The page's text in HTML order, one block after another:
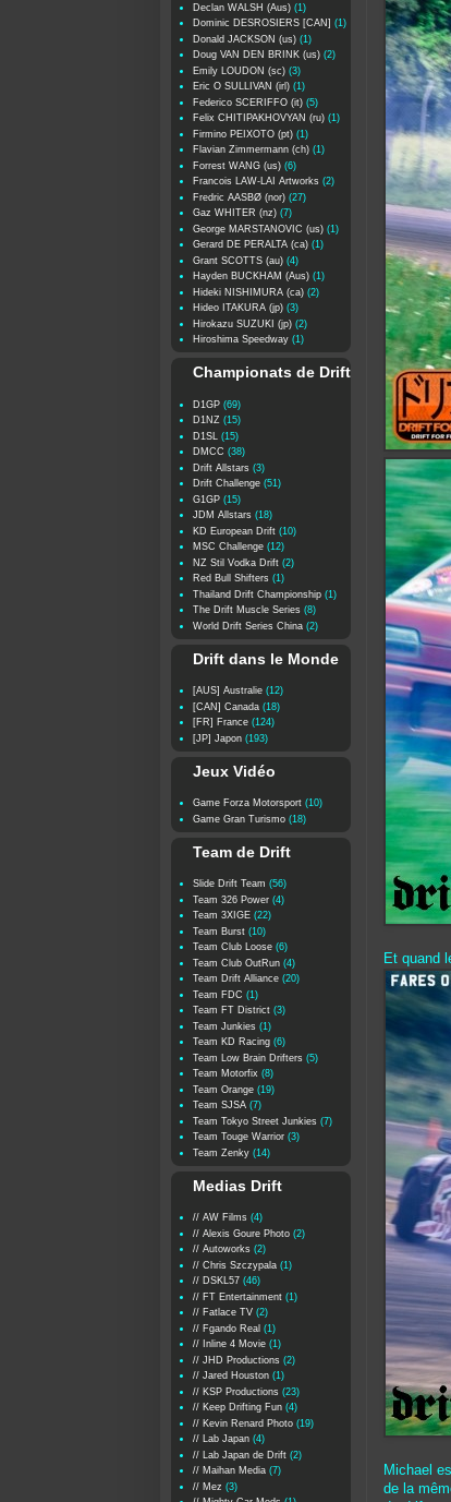
Et quand
Michael
de la
Declan WALSH (Aus) (1)
Dominic DESROSIERS [CAN] (1)
Donald JACKSON (us) (1)
Doug VAN DEN BRINK (us) (2)
Emily LOUDON (sc) (3)
Eric O SULLIVAN (irl) (1)
Federico SCERIFFO (it) (5)
Felix CHITIPAKHOVYAN (ru) (1)
Firmino PEIXOTO (pt) (1)
Flavian Zimmermann (ch) (1)
Forrest WANG (us) (6)
Francois LAW-LAI Artworks (2)
Fredric AASBØ (nor) (27)
Gaz WHITER (nz) (7)
George MARSTANOVIC (us) (1)
Gerard DE PERALTA (ca) (1)
Grant SCOTTS (au) (4)
Hayden BUCKHAM (Aus) (1)
Hideki NISHIMURA (ca) (2)
Hideo ITAKURA (jp) (3)
Hirokazu SUZUKI (jp) (2)
Hiroshima Speedway (1)
Championats de Drift
D1GP (69)
D1NZ (15)
D1SL
(15)
DMCC (38)
Drift Allstars (3)
Drift Challenge (51)
G1GP (15)
JDM Allstars (18)
KD European Drift (10)
MSC Challenge (12)
NZ Stil Vodka Drift (2)
Red Bull Shifters (1)
Thailand Drift Championship (1)
The Drift Muscle Series (8)
World Drift Series China (2)
Drift dans le Monde
[AUS] Australie (12)
[CAN] Canada (18)
[FR] France (124)
[JP] Japon (193)
Jeux Vidéo
Game Forza Motorsport (10)
Game Gran Turismo (18)
Team de Drift
Slide Drift Team (56)
Team 326 Power (4)
Team 3XIGE (22)
Team Burst (10)
Team Club Loose (6)
Team Club OutRun (4)
Team Drift Alliance (20)
Team FDC (1)
Team FT District (3)
Team Junkies (1)
Team KD Racing (6)
Team Low Brain Drifters (5)
Team Motorfix (8)
Team Orange (19)
Team SJSA (7)
Team Tokyo Street Junkies (7)
Team Touge Warrior (3)
Team Zenky (14)
Medias Drift
// AW Films (4)
// Alexis Goure Photo (2)
// Autoworks (2)
// Chris Szczypala (1)
// DSKL57 (46)
// FT Entertainment (1)
// Fatlace TV (2)
// Fgando Real (1)
// Inline 4 Movie (1)
// JHD Productions (2)
// Jared Houston (1)
// KSP Productions (23)
// Keep Drifting Fun (4)
// Kevin Renard Photo (19)
// Lab Japan (4)
// Lab Japan de Drift (2)
// Maihan Media (7)
// Mez (3)